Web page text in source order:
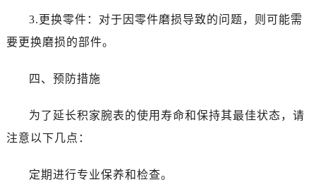
3.更换零件：对于因零件磨损导致的问题，则可能需
要更换磨损的部件。
四、预防措施
为了延长积家腕表的使用寿命和保持其最佳状态，请
注意以下几点：
定期进行专业保养和检查。